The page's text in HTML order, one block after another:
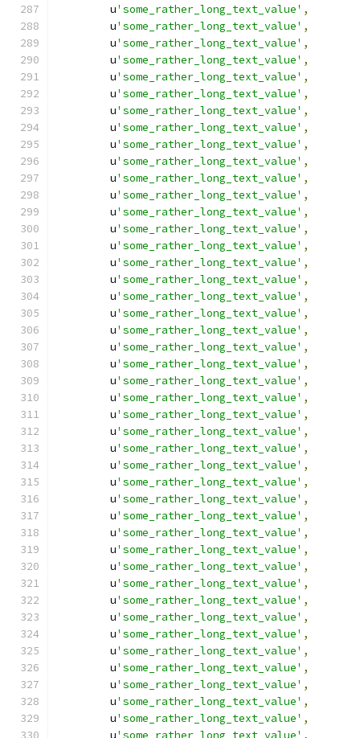
        u
'some_rather_long_text_value' ,
        u
'some_rather_long_text_value' ,
        u
'some_rather_long_text_value' ,
        u
'some_rather_long_text_value' ,
        u
'some_rather_long_text_value' ,
        u
'some_rather_long_text_value' ,
        u
'some_rather_long_text_value' ,
        u
'some_rather_long_text_value' ,
        u
'some_rather_long_text_value' ,
        u
'some_rather_long_text_value' ,
        u
'some_rather_long_text_value' ,
        u
'some_rather_long_text_value' ,
        u
'some_rather_long_text_value' ,
        u
'some_rather_long_text_value' ,
        u
'some_rather_long_text_value' ,
        u
'some_rather_long_text_value' ,
        u
'some_rather_long_text_value' ,
        u
'some_rather_long_text_value' ,
        u
'some_rather_long_text_value' ,
        u
'some_rather_long_text_value' ,
        u
'some_rather_long_text_value' ,
        u
'some_rather_long_text_value' ,
        u
'some_rather_long_text_value' ,
        u
'some_rather_long_text_value' ,
        u
'some_rather_long_text_value' ,
        u
'some_rather_long_text_value' ,
        u
'some_rather_long_text_value' ,
        u
'some_rather_long_text_value' ,
        u
'some_rather_long_text_value' ,
        u
'some_rather_long_text_value' ,
        u
'some_rather_long_text_value' ,
        u
'some_rather_long_text_value' ,
        u
'some_rather_long_text_value' ,
        u
'some_rather_long_text_value' ,
        u
'some_rather_long_text_value' ,
        u
'some_rather_long_text_value' ,
        u
'some_rather_long_text_value' ,
        u
'some_rather_long_text_value' ,
        u
'some_rather_long_text_value' ,
        u
'some_rather_long_text_value' ,
        u
'some_rather_long_text_value' ,
        u
'some_rather_long_text_value' ,
        u
'some_rather_long_text_value' ,
        u
'some_rather_long_text_value' ,